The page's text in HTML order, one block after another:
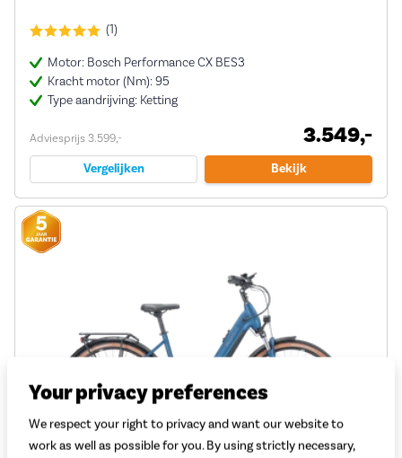
(1)
Motor: Bosch Performance CX BES3
Kracht motor (Nm): 95
Type aandrijving: Ketting
Adviesprijs 3.599,- 3.549,-
Vergelijken Bekijk
Your privacy preferences
We respect your right to privacy and want our website to
work as well as possible for you. By using strictly necessary,